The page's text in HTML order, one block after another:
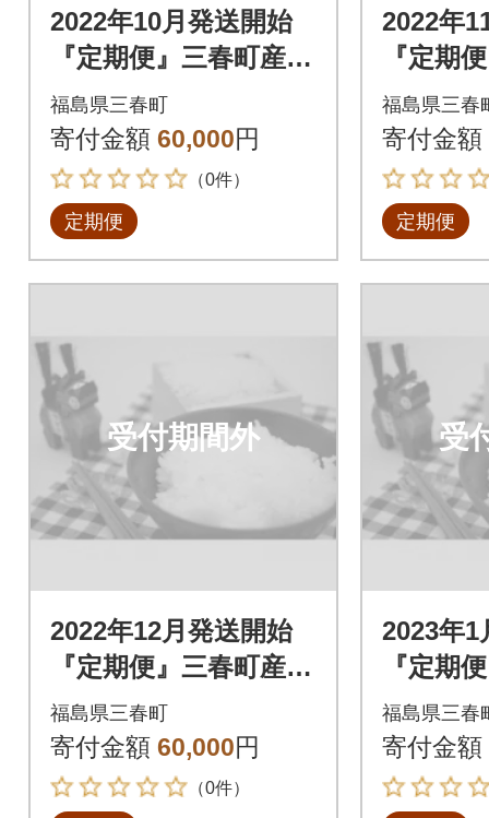
2022年10月発送開始
『定期便』三春町産コ
シヒカリ計15kg全3回
福島県三春町
寄付金額 60,000円
（0件）
定期便
2022年
『定期
シヒカ
福島県三春
寄付金額
定期便
受付期間外
2022年12月発送開始
『定期便』三春町産コ
シヒカリ計15kg全3回
福島県三春町
寄付金額 60,000円
（0件）
受
2023年1
『定期
シヒカ
福島県三春
寄付金額